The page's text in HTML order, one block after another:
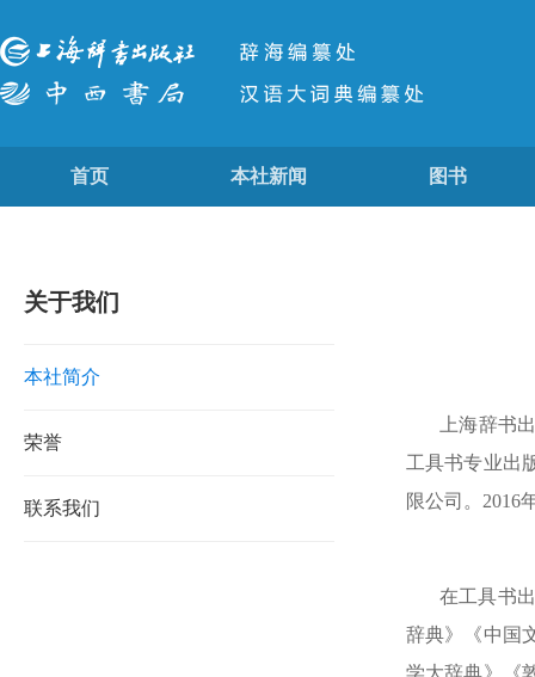
首页 本社新闻 图书
关于我们
本社简介
荣誉
联系我们
上海辞书
工具书专业出
限公司。 2016
在工具书
辞典》《中国
学大辞典》《